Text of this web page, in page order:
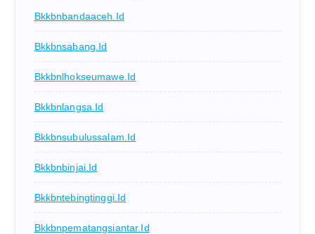
Bkkbnbandaaceh.id
Bkkbnsabang.id
Bkkbnlhokseumawe.id
Bkkbnlangsa.id
Bkkbnsubulussalam.id
Bkkbnbinjai.id
Bkkbntebingtinggi.id
Bkkbnpematangsiantar.id